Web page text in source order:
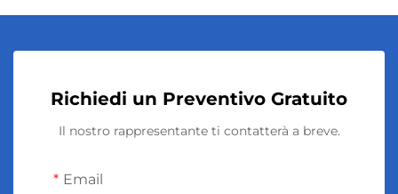
Richiedi un Preventivo Gratuito
Il nostro rappresentante ti contatterà a breve.
Email